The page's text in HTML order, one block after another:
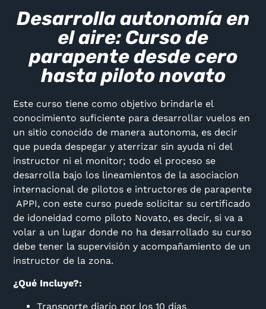
Desarrolla autonomía en
el aire: Curso de
parapente desde cero
hasta piloto novato
Este curso tiene como objetivo brindarle el
conocimiento suficiente para desarrollar vuelos en
un sitio conocido de manera autonoma, es decir
que pueda despegar y aterrizar sin ayuda ni del
instructor ni el monitor; todo el proceso se
desarrolla bajo los lineamientos de la asociacion
internacional de pilotos e intructores de parapente
APPI, con este curso puede solicitar su certificado
de idoneidad como piloto Novato, es decir, si va a
volar a un lugar donde no ha desarrollado su curso
debe tener la supervisión y acompañamiento de un
instructor de la zona.
¿Qué Incluye?:
Transporte diario por los 10 días